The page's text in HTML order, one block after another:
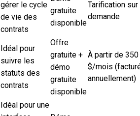
gérer le cycle
de vie des
contrats
gratuite
disponible
Tarification sur
demande
Idéal pour
suivre les
statuts des
contrats
Offre
gratuite +
démo
gratuite
disponible
À partir de 350
$/mois
annuellement)
Idéal pour une